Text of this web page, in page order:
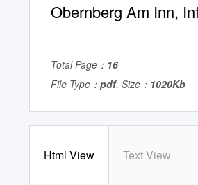
Obernberg Am Inn,
Total Page： 16
File Type： pdf, Size： 1020Kb
Html View Text View